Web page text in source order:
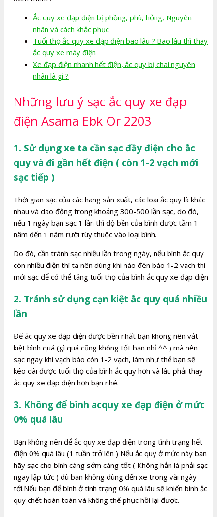
Ắc quy xe đạp điện bị phồng, phù, hỏng, Nguyên
nhân và cách khắc phục
Tuổi thọ ắc quy xe đạp điện bao lâu ? Bao lâu thì thay
ắc quy xe máy điện
Xe đạp điện nhanh hết điện, ắc quy bị chai nguyên
nhân là gì ?
Những lưu ý sạc ắc quy xe đạp
điện Asama Ebk Or 2203
1. Sử dụng xe ta cần sạc đầy điện cho ắc
quy và đi gần hết điện ( còn 1-2 vạch mới
sạc tiếp )
Thời gian sạc của các hãng sản xuất, các loại ắc quy là khác
nhau và dao động trong khoảng 300-500 lần sạc, do đó,
nếu 1 ngày bạn sạc 1 lần thì độ bền của bình được tầm 1
năm đến 1 năm rưỡi tùy thuộc vào loại bình.
Do đó, cần tránh sạc nhiều lần trong ngày, nếu bình ắc quy
còn nhiều điện thì ta nên dùng khi nào đèn báo 1-2 vạch thì
mới sạc để có thể tăng tuổi thọ của bình ắc quy xe đạp điện
2. Tránh sử dụng cạn kiệt ắc quy quá nhiều
lần
Để ắc quy xe đạp điện được bền nhất bạn không nên vắt
kiệt bình quá (gì quá cũng không tốt bạn nhỉ ^^ ) mà nên
sạc ngay khi vạch báo còn 1-2 vạch, làm như thế bạn sẽ
kéo dài được tuổi thọ của bình ắc quy hơn và lâu phải thay
ắc quy xe đạp điện hơn bạn nhé.
3. Không để bình acquy xe đạp điện ở mức
0% quá lâu
Bạn không nên để ắc quy xe đạp điện trong tình trạng hết
điện 0% quá lâu (1 tuần trở lên ) Nếu ắc quy ở mức này bạn
hãy sạc cho bình càng sớm càng tốt ( Không hẳn là phải sạc
ngay lập tức ) dù bạn không dùng đến xe trong vài ngày
tới.Nếu bạn để bình ở tình trạng 0% quá lâu sẽ khiến bình ắc
quy chết hoàn toàn và không thể phục hồi lại được.